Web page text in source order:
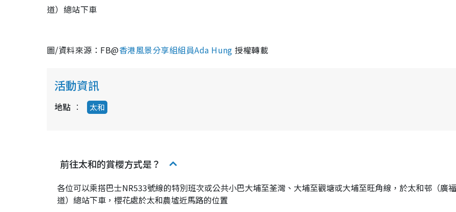
道）總站下車
圖/資料來源：FB@香港風景分享組組員Ada Hung 授權轉載
活動資訊
地點 太和
前往太和的賞櫻方式是？
各位可以乘搭巴士NR533號線的特別班次或公共小巴大埔至荃灣、大埔至觀塘或大埔至旺角線，於太和邨（廣福
道）總站下車，櫻花處於太和農墟近馬路的位置